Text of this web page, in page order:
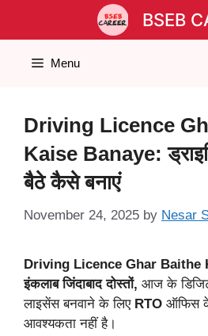
BSEB
Menu
Driving Licence
Kaise Banaye:
बैठे कैसे बनाएं
November 24, 2025 by Nesar
Driving Licence Ghar Baithe
इंकलाब जिंदाबाद दोस्तों, आज के
लाइसेंस बनवाने के लिए RTO ऑफिस
आवश्यकता नहीं है।